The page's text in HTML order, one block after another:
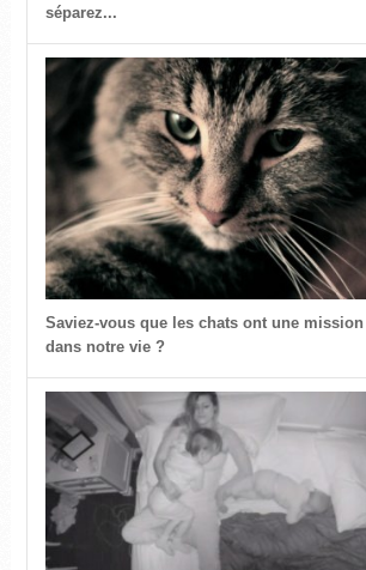
séparez...
Saviez-vous que les chats ont une mission
dans notre vie ?